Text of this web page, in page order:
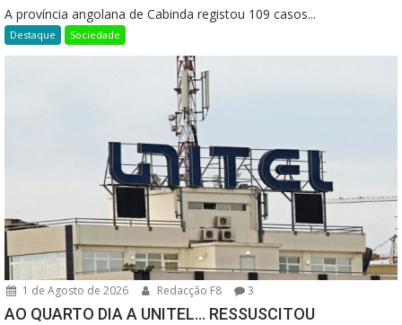
A província angolana de Cabinda registou 109 casos...
Destaque Sociedade
1 de Agosto de 2026 Redacção F8 3
AO QUARTO DIA A UNITEL… RESSUSCITOU